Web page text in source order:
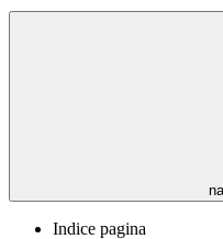
Indice pagina